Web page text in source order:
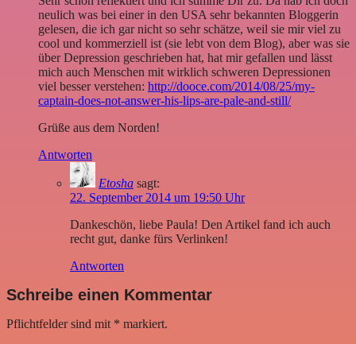
neulich was bei einer in den USA sehr bekannten Bloggerin
gelesen, die ich gar nicht so sehr schätze, weil sie mir viel zu
cool und kommerziell ist (sie lebt von dem Blog), aber was sie
über Depression geschrieben hat, hat mir gefallen und lässt
mich auch Menschen mit wirklich schweren Depressionen
viel besser verstehen: http://dooce.com/2014/08/25/my-
captain-does-not-answer-his-lips-are-pale-and-still/
Grüße aus dem Norden!
Antworten
Etosha sagt:
22. September 2014 um 19:50 Uhr
Dankeschön, liebe Paula! Den Artikel fand ich auch
recht gut, danke fürs Verlinken!
Antworten
Schreibe einen Kommentar
Pflichtfelder sind mit * markiert.